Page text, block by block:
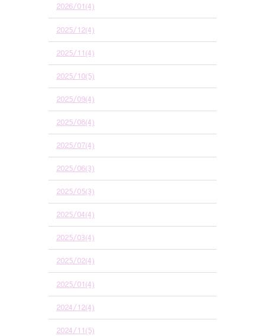
2026/01(4)
2025/12(4)
2025/11(4)
2025/10(5)
2025/09(4)
2025/08(4)
2025/07(4)
2025/06(3)
2025/05(3)
2025/04(4)
2025/03(4)
2025/02(4)
2025/01(4)
2024/12(4)
2024/11(5)